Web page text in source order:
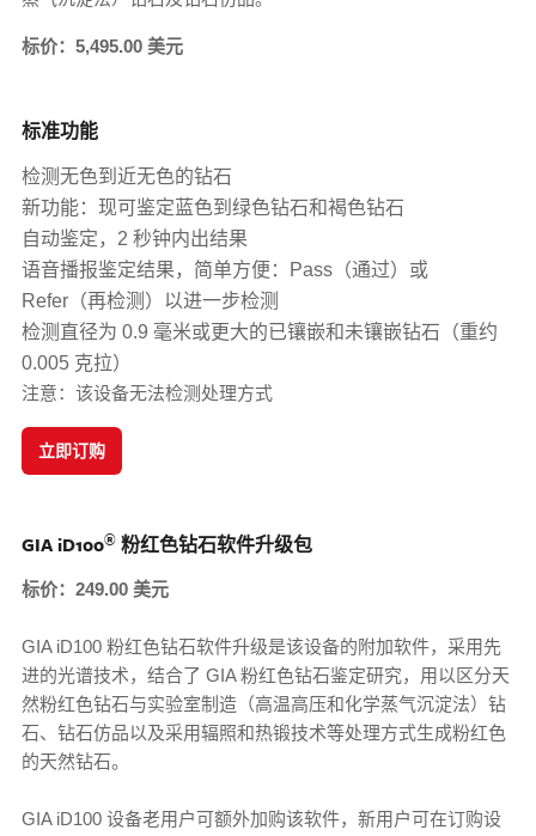
标价：5,495.00 美元
标准功能
检测无色到近无色的钻石
新功能：现可鉴定蓝色到绿色钻石和褐色钻石
自动鉴定，2 秒钟内出结果
语音播报鉴定结果，简单方便：Pass（通过）或
Refer（再检测）以进一步检测
检测直径为 0.9 毫米或更大的已镶嵌和未镶嵌钻石（重约
0.005 克拉）
注意：该设备无法检测处理方式
立即订购
GIA iD100® 粉红色钻石软件升级包
标价：249.00 美元
GIA iD100 粉红色钻石软件升级是该设备的附加软件，采用先
进的光谱技术，结合了 GIA 粉红色钻石鉴定研究，用以区分天
然粉红色钻石与实验室制造（高温高压和化学蒸气沉淀法）钻
石、钻石仿品以及采用辐照和热锻技术等处理方式生成粉红色
的天然钻石。
GIA iD100 设备老用户可额外加购该软件，新用户可在订购设